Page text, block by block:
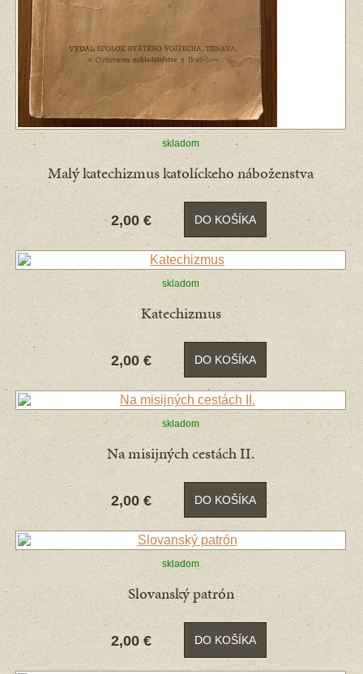
skladom
Malý katechizmus katolíckeho náboženstva
2,00 € DO KOŠÍKA
skladom
Katechizmus
2,00 € DO KOŠÍKA
skladom
Na misijných cestách II.
2,00 € DO KOŠÍKA
skladom
Slovanský patrón
2,00 € DO KOŠÍKA